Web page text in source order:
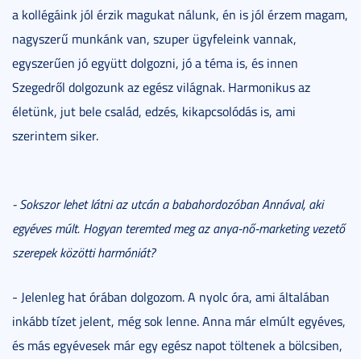
a kollégáink jól érzik magukat nálunk, én is jól érzem magam,
nagyszerű munkánk van, szuper ügyfeleink vannak,
egyszerűen jó együtt dolgozni, jó a téma is, és innen
Szegedről dolgozunk az egész világnak. Harmonikus az
életünk, jut bele család, edzés, kikapcsolódás is, ami
szerintem siker.
- Sokszor lehet látni az utcán a babahordozóban Annával, aki
egyéves múlt. Hogyan teremted meg az anya-nő-marketing vezető
szerepek közötti harmóniát?
- Jelenleg hat órában dolgozom. A nyolc óra, ami általában
inkább tízet jelent, még sok lenne. Anna már elmúlt egyéves,
és más egyévesek már egy egész napot töltenek a bölcsiben,